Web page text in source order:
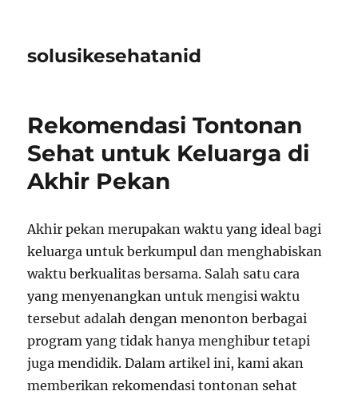
solusikesehatanid
Rekomendasi Tontonan
Sehat untuk Keluarga di
Akhir Pekan
Akhir pekan merupakan waktu yang ideal bagi
keluarga untuk berkumpul dan menghabiskan
waktu berkualitas bersama. Salah satu cara
yang menyenangkan untuk mengisi waktu
tersebut adalah dengan menonton berbagai
program yang tidak hanya menghibur tetapi
juga mendidik. Dalam artikel ini, kami akan
memberikan rekomendasi tontonan sehat